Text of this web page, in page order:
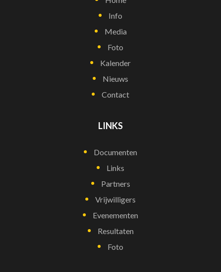
Info
Media
Foto
Kalender
Nieuws
Contact
LINKS
Documenten
Links
Partners
Vrijwilligers
Evenementen
Resultaten
Foto